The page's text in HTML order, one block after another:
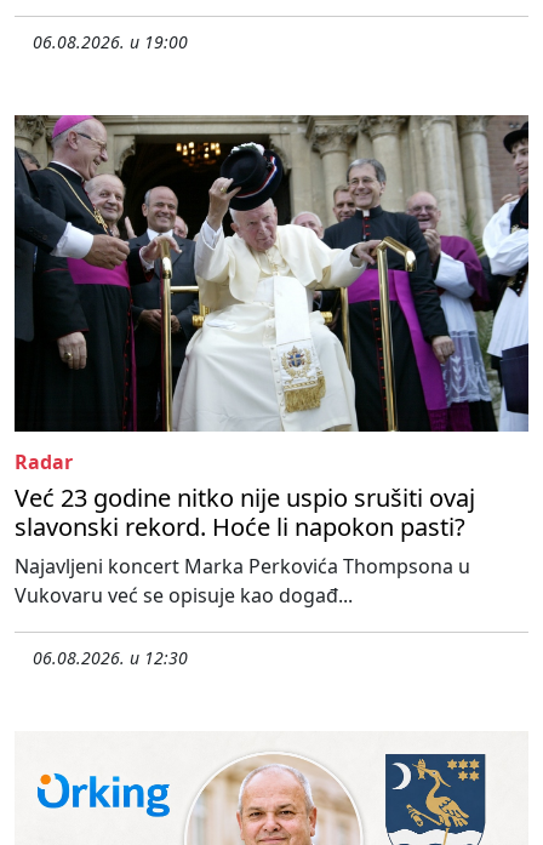
06.08.2026. u 19:00
Radar
Već 23 godine nitko nije uspio srušiti ovaj
slavonski rekord. Hoće li napokon pasti?
Najavljeni koncert Marka Perkovića Thompsona u
Vukovaru već se opisuje kao događ...
06.08.2026. u 12:30